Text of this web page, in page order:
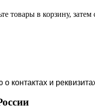
товары в корзину,
и